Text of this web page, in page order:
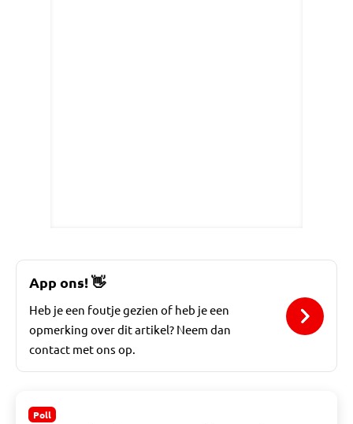
App ons!👋
Heb je een foutje gezien of heb je een
opmerking over dit artikel? Neem dan
contact met ons op.
Poll